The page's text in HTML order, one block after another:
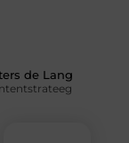
de Lang